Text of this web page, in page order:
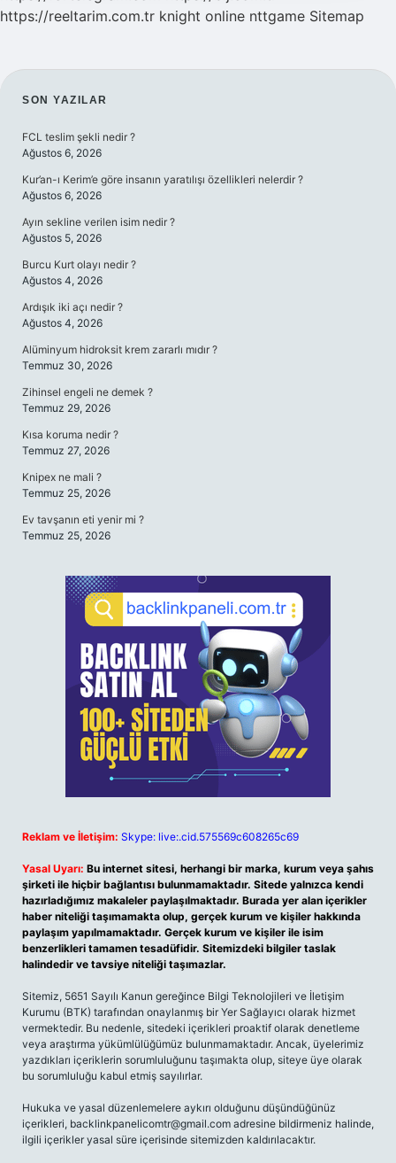
https://reeltarim.com.tr knight online nttgame Sitemap
SIDEBAR
SON YAZILAR
FCL teslim şekli nedir ?
Ağustos 6, 2026
Kur’an-ı Kerim’e göre insanın yaratılışı özellikleri nelerdir ?
Ağustos 6, 2026
Ayın sekline verilen isim nedir ?
Ağustos 5, 2026
Burcu Kurt olayı nedir ?
Ağustos 4, 2026
Ardışık iki açı nedir ?
Ağustos 4, 2026
Alüminyum hidroksit krem zararlı mıdır ?
Temmuz 30, 2026
Zihinsel engeli ne demek ?
Temmuz 29, 2026
Kısa koruma nedir ?
Temmuz 27, 2026
Knipex ne mali ?
Temmuz 25, 2026
Ev tavşanın eti yenir mi ?
Temmuz 25, 2026
Reklam ve İletişim: Skype: live:.cid.575569c608265c69
Yasal Uyarı: Bu internet sitesi, herhangi bir marka, kurum veya şahıs
şirketi ile hiçbir bağlantısı bulunmamaktadır. Sitede yalnızca kendi
hazırladığımız makaleler paylaşılmaktadır. Burada yer alan içerikler
haber niteliği taşımamakta olup, gerçek kurum ve kişiler hakkında
paylaşım yapılmamaktadır. Gerçek kurum ve kişiler ile isim
benzerlikleri tamamen tesadüfidir. Sitemizdeki bilgiler taslak
halindedir ve tavsiye niteliği taşımazlar.
Sitemiz, 5651 Sayılı Kanun gereğince Bilgi Teknolojileri ve İletişim
Kurumu (BTK) tarafından onaylanmış bir Yer Sağlayıcı olarak hizmet
vermektedir. Bu nedenle, sitedeki içerikleri proaktif olarak denetleme
veya araştırma yükümlülüğümüz bulunmamaktadır. Ancak, üyelerimiz
yazdıkları içeriklerin sorumluluğunu taşımakta olup, siteye üye olarak
bu sorumluluğu kabul etmiş sayılırlar.
Hukuka ve yasal düzenlemelere aykırı olduğunu düşündüğünüz
içerikleri, backlinkpanelicomtr@gmail.com adresine bildirmeniz halinde,
ilgili içerikler yasal süre içerisinde sitemizden kaldırılacaktır.